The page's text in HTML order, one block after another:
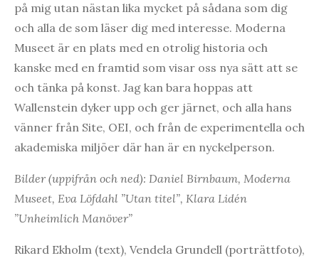
på mig utan nästan lika mycket på sådana som dig
och alla de som läser dig med interesse. Moderna
Museet är en plats med en otrolig historia och
kanske med en framtid som visar oss nya sätt att se
och tänka på konst. Jag kan bara hoppas att
Wallenstein dyker upp och ger järnet, och alla hans
vänner från Site, OEI, och från de experimentella och
akademiska miljöer där han är en nyckelperson.
Bilder (uppifrån och ned): Daniel Birnbaum, Moderna
Museet, Eva Löfdahl ”Utan titel”, Klara Lidén
”Unheimlich Manöver”
Rikard Ekholm (text), Vendela Grundell (porträttfoto),